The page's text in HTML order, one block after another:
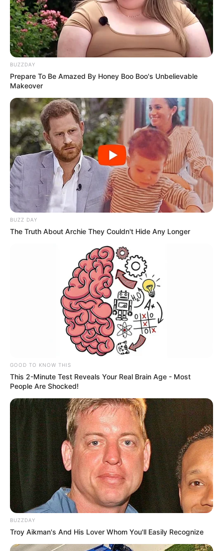
BUZZDAY
Prepare To Be Amazed By Honey Boo Boo's Unbelievable
Makeover
BUZZ DAY
The Truth About Archie They Couldn't Hide Any Longer
GOOD TO KNOW THIS
This 2-Minute Test Reveals Your Real Brain Age - Most
People Are Shocked!
BUZZDAY
Troy Aikman's And His Lover Whom You'll Easily Recognize